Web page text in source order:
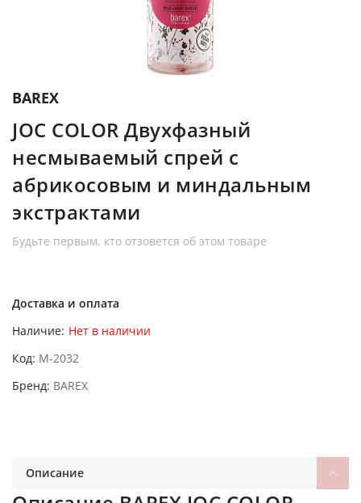
BAREX
JOC COLOR Двухфазный
несмываемый спрей с
абрикосовым и миндальным
экстрактами
Будьте первым, кто отзовется об этом товаре
Доставка и оплата
Наличие: Нет в наличии
Код M-2032
Бренд BAREX
Описание